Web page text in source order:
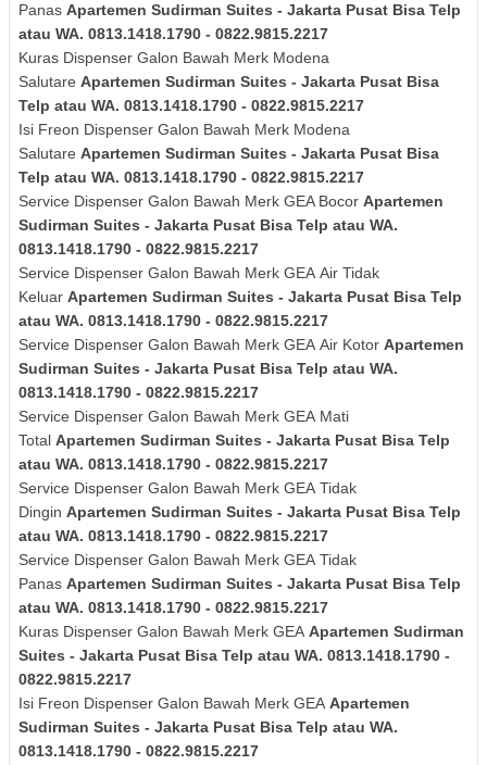
Panas Apartemen Sudirman Suites - Jakarta Pusat Bisa Telp
atau WA. 0813.1418.1790 - 0822.9815.2217
Kuras Dispenser Galon Bawah Merk Modena
Salutare Apartemen Sudirman Suites - Jakarta Pusat Bisa
Telp atau WA. 0813.1418.1790 - 0822.9815.2217
Isi Freon Dispenser Galon Bawah Merk Modena
Salutare Apartemen Sudirman Suites - Jakarta Pusat Bisa
Telp atau WA. 0813.1418.1790 - 0822.9815.2217
Service Dispenser Galon Bawah Merk GEA Bocor Apartemen
Sudirman Suites - Jakarta Pusat Bisa Telp atau WA.
0813.1418.1790 - 0822.9815.2217
Service Dispenser Galon Bawah Merk GEA Air Tidak
Keluar Apartemen Sudirman Suites - Jakarta Pusat Bisa Telp
atau WA. 0813.1418.1790 - 0822.9815.2217
Service Dispenser Galon Bawah Merk GEA Air Kotor Apartemen
Sudirman Suites - Jakarta Pusat Bisa Telp atau WA.
0813.1418.1790 - 0822.9815.2217
Service Dispenser Galon Bawah Merk GEA Mati
Total Apartemen Sudirman Suites - Jakarta Pusat Bisa Telp
atau WA. 0813.1418.1790 - 0822.9815.2217
Service Dispenser Galon Bawah Merk GEA Tidak
Dingin Apartemen Sudirman Suites - Jakarta Pusat Bisa Telp
atau WA. 0813.1418.1790 - 0822.9815.2217
Service Dispenser Galon Bawah Merk GEA Tidak
Panas Apartemen Sudirman Suites - Jakarta Pusat Bisa Telp
atau WA. 0813.1418.1790 - 0822.9815.2217
Kuras Dispenser Galon Bawah Merk GEA Apartemen Sudirman
Suites - Jakarta Pusat Bisa Telp atau WA. 0813.1418.1790 -
0822.9815.2217
Isi Freon Dispenser Galon Bawah Merk GEA Apartemen
Sudirman Suites - Jakarta Pusat Bisa Telp atau WA.
0813.1418.1790 - 0822.9815.2217